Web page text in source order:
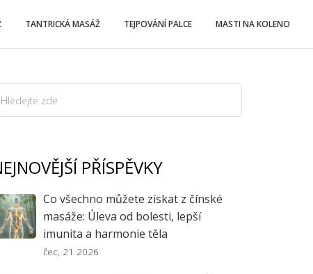
TANTRICKÁ MASÁŽ TEJPOVÁNÍ PALCE MASTI NA KOLENO
PŘÍSPĚVKY
Co všechno můžete získat z čínské
masáže: Úleva od bolesti, lepší
imunita a harmonie těla
čec, 21 2026